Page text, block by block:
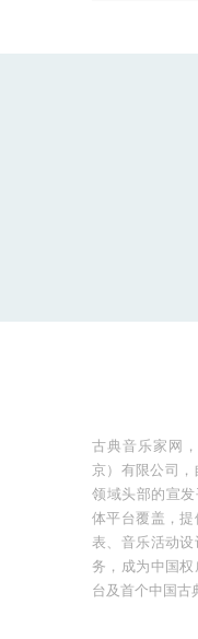
古典音乐家网
京）有限公司
领域头部的宣
体平台覆盖，
表、音乐活动
务，成为中国
台及首个中国古